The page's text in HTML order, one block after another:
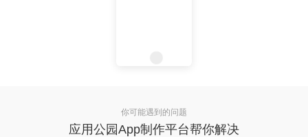
你可能遇到的问题
应用公园App制作平台帮你解决